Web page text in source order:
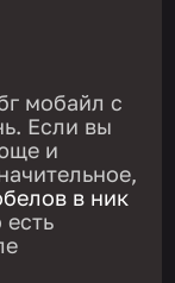
мобайл с
Если вы
и
в ник